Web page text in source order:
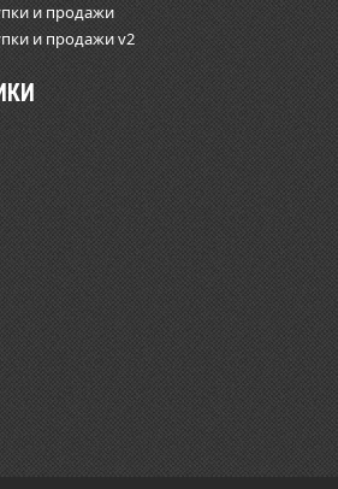
и продажи
и продажи v2